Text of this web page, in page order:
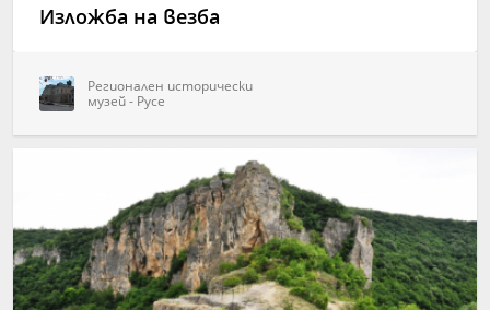
Изложба на везба
Регионален исторически
музей - Русе